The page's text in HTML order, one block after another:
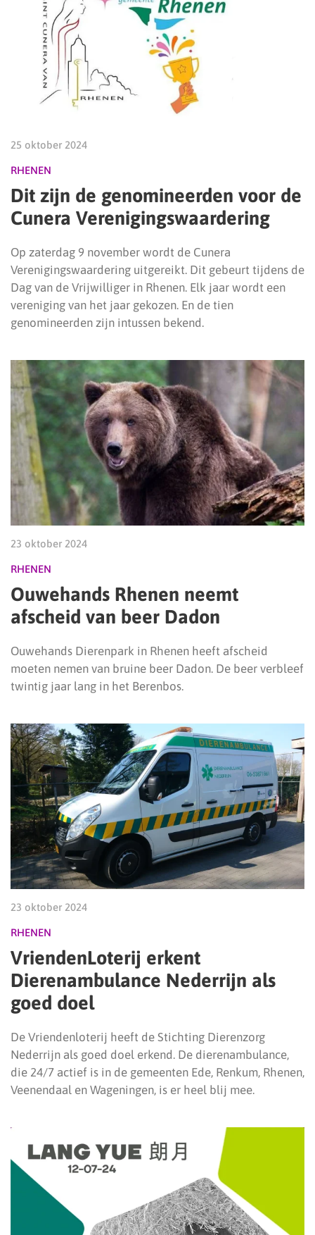
25 oktober 2024
RHENEN
Dit zijn de genomineerden voor de
Cunera Verenigingswaardering
Op zaterdag 9 november wordt de Cunera
Verenigingswaardering uitgereikt. Dit gebeurt tijdens de
Dag van de Vrijwilliger in Rhenen. Elk jaar wordt een
vereniging van het jaar gekozen. En de tien
genomineerden zijn intussen bekend.
23 oktober 2024
RHENEN
Ouwehands Rhenen neemt
afscheid van beer Dadon
Ouwehands Dierenpark in Rhenen heeft afscheid
moeten nemen van bruine beer Dadon. De beer verbleef
twintig jaar lang in het Berenbos.
23 oktober 2024
RHENEN
VriendenLoterij erkent
Dierenambulance Nederrijn als
goed doel
De Vriendenloterij heeft de Stichting Dierenzorg
Nederrijn als goed doel erkend. De dierenambulance,
die 24/7 actief is in de gemeenten Ede, Renkum, Rhenen,
Veenendaal en Wageningen, is er heel blij mee.